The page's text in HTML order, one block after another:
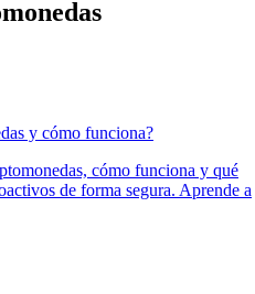
y cómo funciona?
cómo funciona y qué
de forma segura. Aprende a